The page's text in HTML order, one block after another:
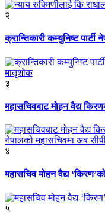
२
क्रान्तिकारी कम्युनिष्ट
३
महासचिवबाट मोहन वैद्य
४
महासचिव मोहन वैद्य
५